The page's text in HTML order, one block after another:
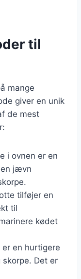
til
mange
giver en unik
de mest
i ovnen er en
en jævn
tilføjer en
til
kødet
en hurtigere
Det er